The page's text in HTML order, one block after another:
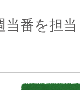
当番を担